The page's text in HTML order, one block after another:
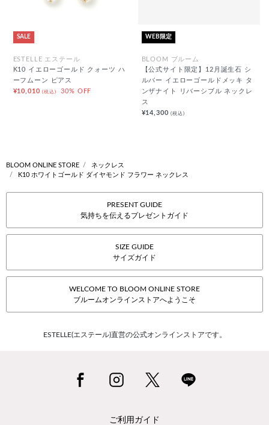
SALE
ESTELLE エステール
K10 イエローゴールド クォーツ ハ
ーフムーン ピアス
¥10,010(税込) 30% OFF
WEB限定
BLOOM ブルーム
【公式サイト限定】12月誕生石 シ
ルバー イエローゴールドメッキ タ
ンザナイト リバーシブル ネックレ
ス
¥14,300(税込)
BLOOM ONLINE STORE
ネックレス
K10 ホワイトゴールド ダイヤモンド フラワー ネックレス
PRESENT GUIDE
気持ちを伝えるプレゼントガイド
SIZE GUIDE
サイズガイド
WELCOME TO BLOOM ONLINE STORE
ブルームオンラインストアへようこそ
ESTELLE(エステール)直営の公式オンラインストアです。
ご利用ガイド